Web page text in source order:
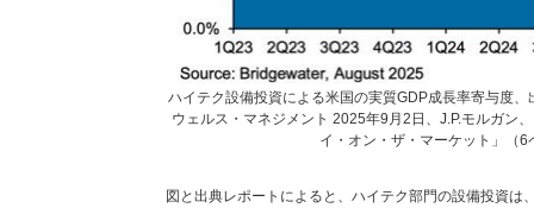
ハイテク設備投資による米国の実質GDP成長率寄与度、
ウェルス・マネジメント 2025年9月2日、J.P.モルガン
イ・オン・ザ・マーケット」（6
図と出典レポートによると、ハイテク部門の設備投資は